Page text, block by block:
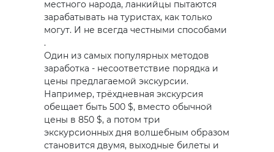
местного народа, ланкийцы пытаются
зарабатывать на туристах, как только
могут. И не всегда честными способами
.
Один из самых популярных методов
заработка - несоответствие порядка и
цены предлагаемой экскурсии.
Например, трёхдневная экскурсия
обещает быть 500 $, вместо обычной
цены в 850 $, а потом три
экскурсионных дня волшебным образом
становится двумя, выходные билеты и